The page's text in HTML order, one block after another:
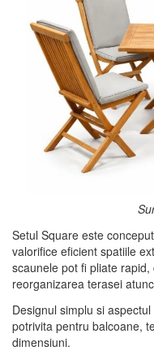
Setul Square este
valorifice eficient spatiile
scaunele pot fi pliate
reorganizarea terasei
Designul simplu si
potrivita pentru balcoane,
dimensiuni.